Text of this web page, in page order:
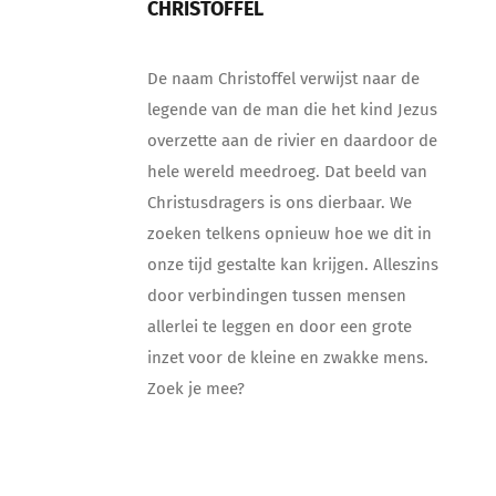
CHRISTOFFEL
De naam Christoffel verwijst naar de
legende van de man die het kind Jezus
overzette aan de rivier en daardoor de
hele wereld meedroeg. Dat beeld van
Christusdragers is ons dierbaar. We
zoeken telkens opnieuw hoe we dit in
onze tijd gestalte kan krijgen. Alleszins
door verbindingen tussen mensen
allerlei te leggen en door een grote
inzet voor de kleine en zwakke mens.
Zoek je mee?